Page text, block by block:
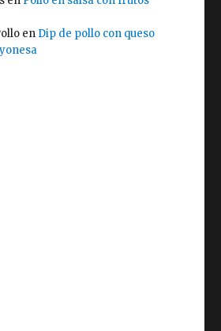
en Dip de pollo con queso